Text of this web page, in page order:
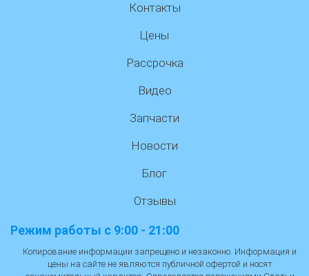
Контакты
Цены
Рассрочка
Видео
Запчасти
Новости
Блог
Отзывы
Режим работы с 9:00 - 21:00
Копирование информации запрещено и незаконно. Информация и
цены на сайте не являются публичной офертой и носят